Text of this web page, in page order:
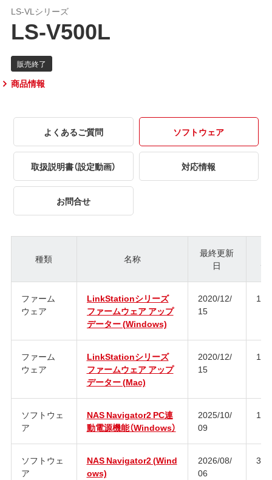
LS-VLシリーズ
LS-V500L
商品情報
よくあるご質問 ソフトウェア
取扱説明書（設定動画） 対応情報
お問合せ
種類 名称
最終更新
日
ジ
ファーム
ウェア
LinkStationシリーズ
ファームウェア アップ
データー (Windows)
2020/12/
15
ファーム
ウェア
LinkStationシリーズ
ファームウェア アップ
データー (Mac)
2020/12/
15
ソフトウェ
ア
NAS Navigator2 PC連
動電源機能（Windows）
2025/10/
09
ソフトウェ
ア
NAS Navigator2 (Wind
ows)
2026/08/
06